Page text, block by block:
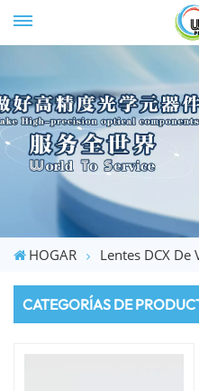
HOGAR Lentes DCX De
CATEGORÍAS DE